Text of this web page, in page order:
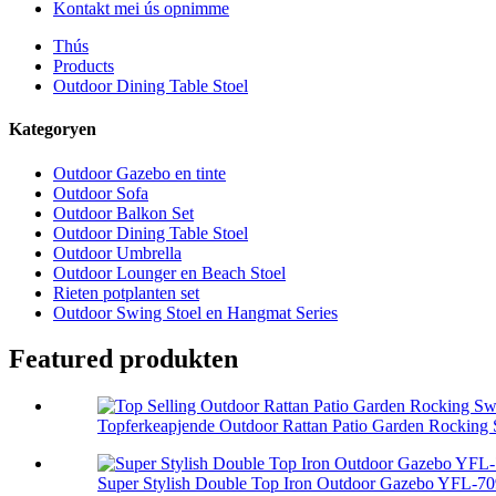
Kontakt mei ús opnimme
Thús
Products
Outdoor Dining Table Stoel
Kategoryen
Outdoor Gazebo en tinte
Outdoor Sofa
Outdoor Balkon Set
Outdoor Dining Table Stoel
Outdoor Umbrella
Outdoor Lounger en Beach Stoel
Rieten potplanten set
Outdoor Swing Stoel en Hangmat Series
Featured produkten
Topferkeapjende Outdoor Rattan Patio Garden Rocking
Super Stylish Double Top Iron Outdoor Gazebo YFL-